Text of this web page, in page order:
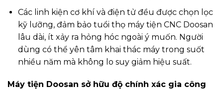
Các linh kiện cơ khí và điện tử đều được chọn lọc
kỹ lưỡng, đảm bảo tuổi thọ máy tiện CNC Doosan
lâu dài, ít xảy ra hỏng hóc ngoài ý muốn. Người
dùng có thể yên tâm khai thác máy trong suốt
nhiều năm mà không lo suy giảm hiệu suất.
Máy tiện Doosan sở hữu độ chính xác gia công